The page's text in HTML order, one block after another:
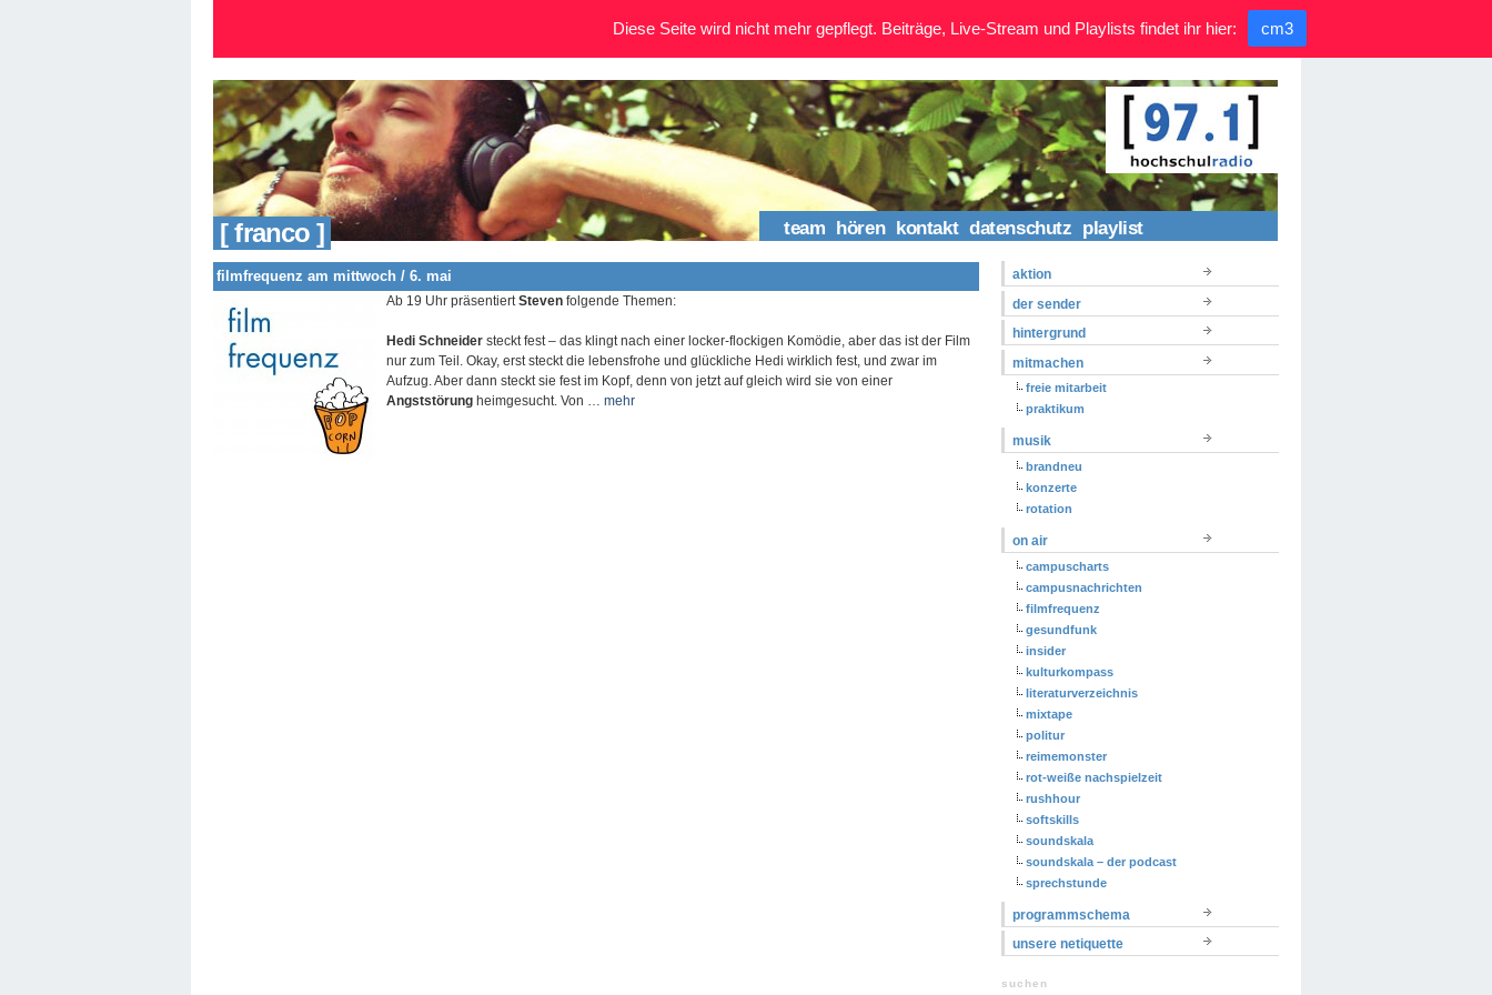
[ franco ] team hören kontakt datenschutz playlist
filmfrequenz am mittwoch / 6. mai
Ab 19 Uhr präsentiert Steven folgende Themen:
Hedi Schneider steckt fest – das klingt nach einer locker-flockigen Komödie, aber das ist der Film
nur zum Teil. Okay, erst steckt die lebensfrohe und glückliche Hedi wirklich fest, und zwar im
Aufzug. Aber dann steckt sie fest im Kopf, denn von jetzt auf gleich wird sie von einer
Angststörung heimgesucht. Von … mehr
aktion
der sender
hintergrund
mitmachen
freie mitarbeit
praktikum
musik
brandneu
konzerte
rotation
on air
campuscharts
campusnachrichten
filmfrequenz
gesundfunk
insider
kulturkompass
literaturverzeichnis
mixtape
politur
reimemonster
rot-weiße nachspielzeit
rushhour
softskills
soundskala
soundskala – der podcast
sprechstunde
programmschema
unsere netiquette
suchen
Diese Seite wird nicht mehr gepflegt. Beiträge, Live-Stream und Playlists findet ihr hier: cm3